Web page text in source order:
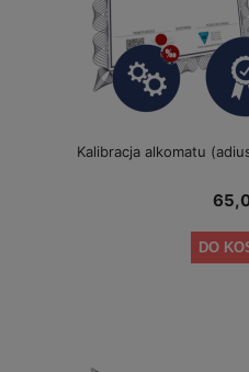
Kalibracja alkomatu
DO